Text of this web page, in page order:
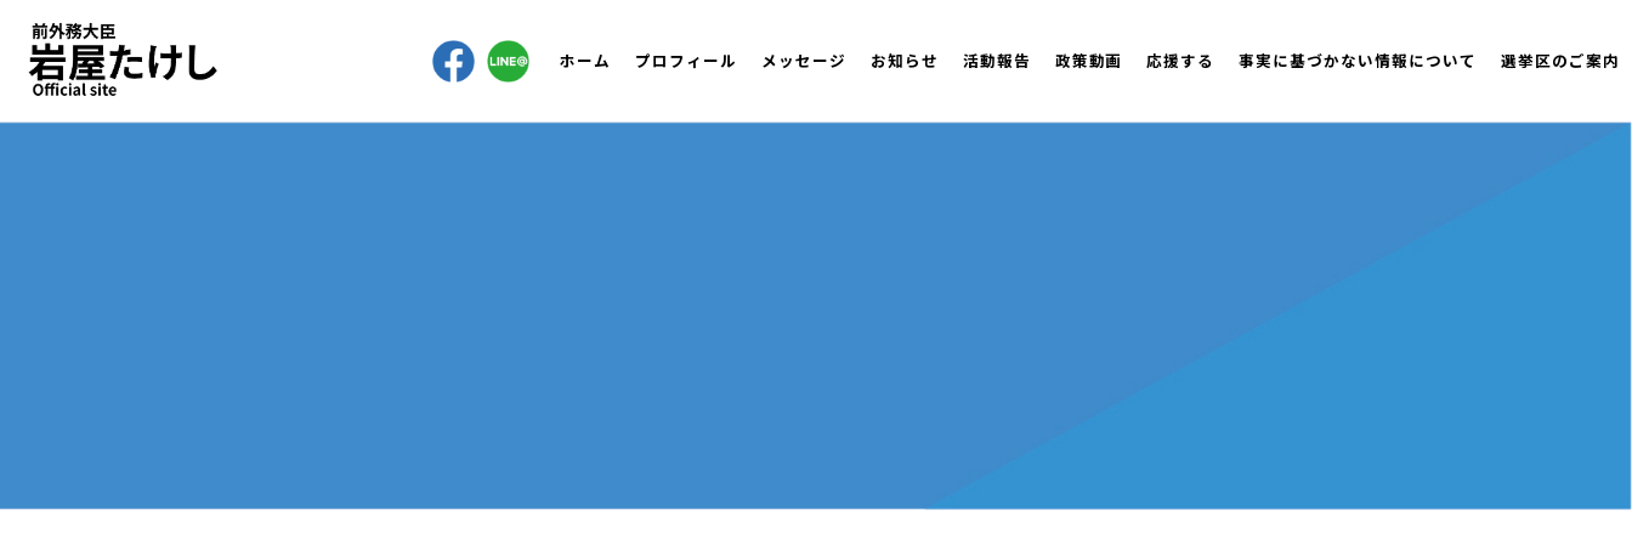
ホーム プロフィール メッセージ お知らせ 活動報告 政策動画 応援する 事実に基づかない情報について 選挙区のご案内